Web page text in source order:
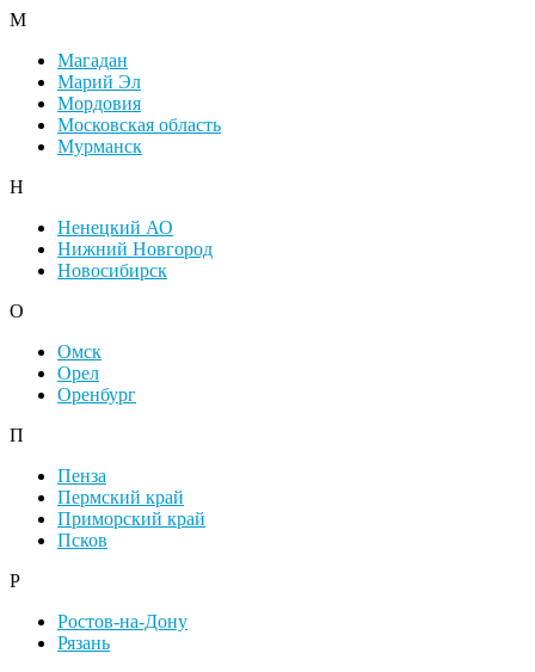
М
Магадан
Марий Эл
Мордовия
Московская область
Мурманск
Н
Ненецкий АО
Нижний Новгород
Новосибирск
О
Омск
Орел
Оренбург
П
Пенза
Пермский край
Приморский край
Псков
Р
Ростов-на-Дону
Рязань